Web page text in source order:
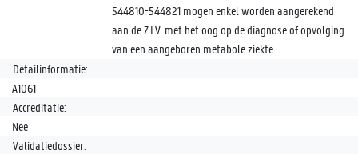
544810-544821 mogen enkel worden aangerekend
aan de Z.I.V. met het oog op de diagnose of opvolging
van een aangeboren metabole ziekte.
Detailinformatie:
A1061
Accreditatie:
Nee
Validatiedossier: